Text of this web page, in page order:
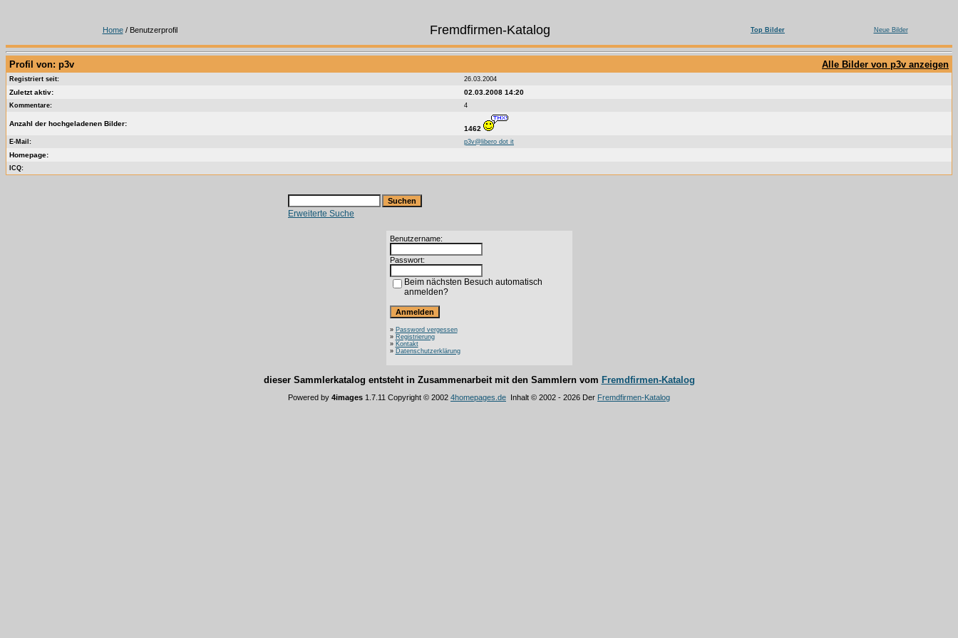
Home/ Benutzerprofil Fremdfirmen-Katalog Top Bilder Neue Bilder
Profil von: p3v Alle Bilder von p3v anzeigen
Registriert seit: 26.03.2004
Zuletzt aktiv: 02.03.2008 14:20
Kommentare: 4
Anzahl der hochgeladenen Bilder:
1462
E-Mail: p3v@libero dot it
Homepage:
ICQ:
Erweiterte Suche
Benutzername:
Passwort:
Beim nächsten Besuch automatisch
anmelden?
» Password vergessen
» Registrierung
» Kontakt
» Datenschutzerklärung
dieser Sammlerkatalog entsteht in Zusammenarbeit mit den Sammlern vom Fremdfirmen-Katalog
Powered by 4images 1.7.11 Copyright © 2002 4homepages.de Inhalt © 2002 - 2026 Der Fremdfirmen-Katalog